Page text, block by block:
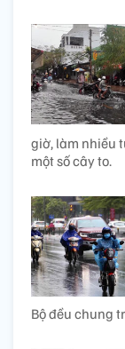
giờ, làm nhiều
một số cây to.
Bộ đều chung